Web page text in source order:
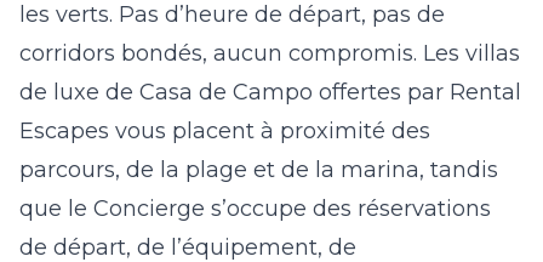
les verts. Pas d’heure de départ, pas de
corridors bondés, aucun compromis. Les villas
de luxe de Casa de Campo offertes par Rental
Escapes vous placent à proximité des
parcours, de la plage et de la marina, tandis
que le Concierge s’occupe des réservations
de départ, de l’équipement, de